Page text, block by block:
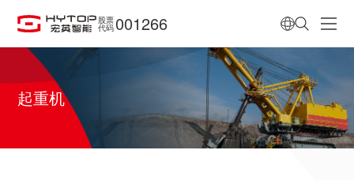
股票
代码 001266
起重机